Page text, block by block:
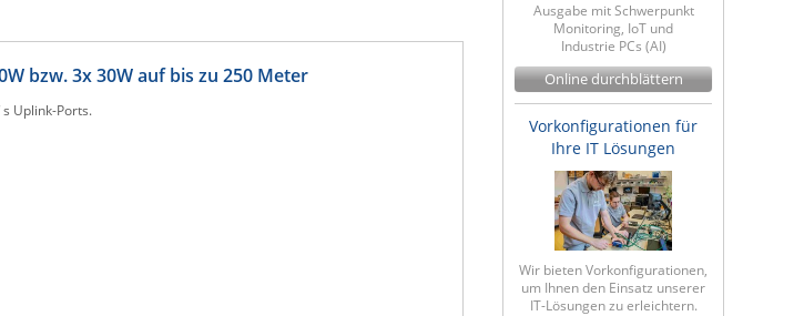
bzw. 3x 30W auf bis zu 250 Meter
Uplink-Ports.
Ausgabe mit Schwerpunkt
Monitoring, IoT und
Industrie PCs (AI)
Online durchblättern
Vorkonfigurationen für
Ihre IT Lösungen
Wir bieten Vorkonfigurationen,
um Ihnen den Einsatz unserer
IT-Lösungen zu erleichtern.